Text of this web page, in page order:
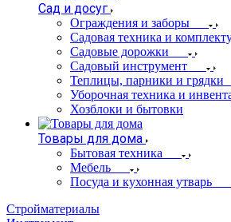
Сад и досуг
Ограждения и заборы
Садовая техника и
Садовые дорожки
Садовый инструмент
Теплицы, парники и грядки
Уборочная техника и
Хозблоки и бытовки
Товары для дома
Бытовая техника
Мебель
Посуда и кухонная утварь
Стройматериалы